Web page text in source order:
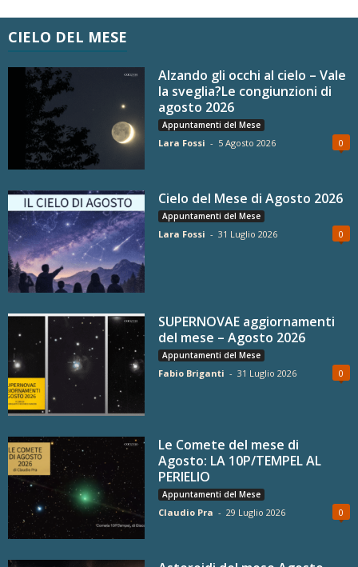
CIELO DEL MESE
Alzando gli occhi al cielo – Vale
la sveglia?Le congiunzioni di
agosto 2026
Appuntamenti del Mese
Lara Fossi - 5 Agosto 2026 0
Cielo del Mese di Agosto 2026
Appuntamenti del Mese
Lara Fossi - 31 Luglio 2026 0
SUPERNOVAE aggiornamenti
del mese – Agosto 2026
Appuntamenti del Mese
Fabio Briganti - 31 Luglio 2026 0
Le Comete del mese di
Agosto: LA 10P/TEMPEL AL
PERIELIO
Appuntamenti del Mese
Claudio Pra - 29 Luglio 2026 0